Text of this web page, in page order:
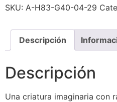
SKU: A-H83-G40-04-29
Descripción
Descripción
Una criatura imaginaria con